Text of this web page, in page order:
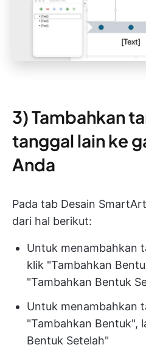
3) Tambahkan
tanggal lain ke
Anda
Pada tab Desain
dari hal berikut:
Untuk menambahkan
klik "Tambahkan
"Tambahkan Bentuk
Untuk menambahkan
"Tambahkan Bentuk",
Bentuk Setelah"